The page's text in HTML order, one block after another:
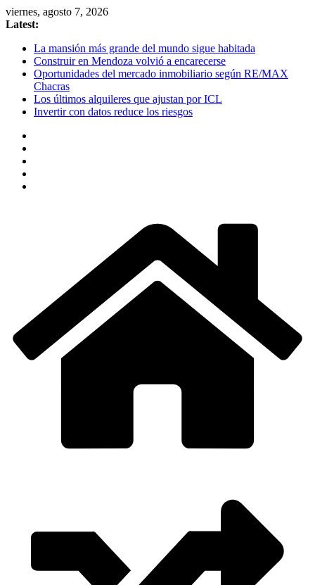
Skip
to
viernes, agosto 7, 2026
Latest:
La mansión más grande del mundo sigue habitada
Construir en Mendoza volvió a encarecerse
Oportunidades del mercado inmobiliario según RE/MAX
Chacras
Los últimos alquileres que ajustan por ICL
Invertir con datos reduce los riesgos